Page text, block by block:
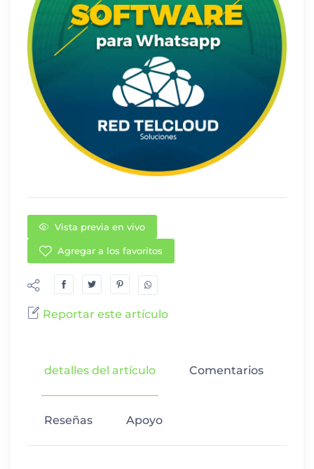
Vista previa en vivo
Agregar a los favoritos
Reportar este artículo
detalles del artículo Comentarios
Reseñas Apoyo